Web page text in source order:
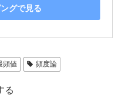
グで見る
頻値 頻度論
る